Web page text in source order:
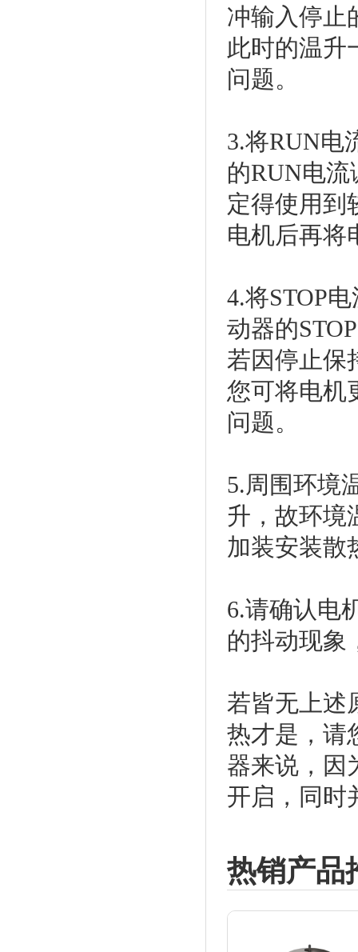
冲输入停止
此时的温升
问题。
3.将RUN电
的RUN电
定得使用到
电机后再将
4.将STOP
动器的
若因停止保
您可将电机
问题。
5.周围环境
升，故环境
加装安装散
6.请确认电
的抖动现象
若皆无上述
热才是，请
器来说，因
开启，同时
热销产品